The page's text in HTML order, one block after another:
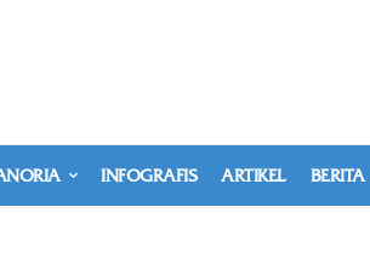
INFOGRAFIS ARTIKEL BERITA